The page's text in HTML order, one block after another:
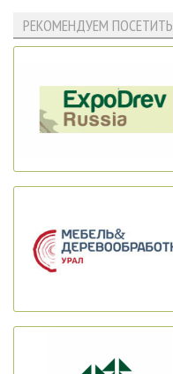
РЕКОМЕНДУЕМ ПОСЕТИТЬ